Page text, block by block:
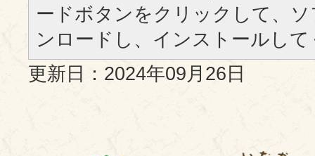
ードボタンをクリックして、
ンロードし、インストールし
更新日：2024年09月26日